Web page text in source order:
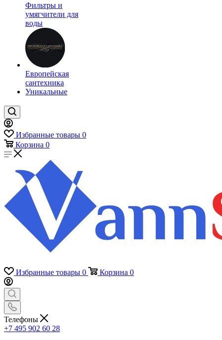
Фильтры и
умягчители для
воды
Европейская
сантехника
Уникальные
Избранные товары 0
Корзина 0
Избранные товары 0 Корзина 0
Телефоны
+7 495 902 60 28